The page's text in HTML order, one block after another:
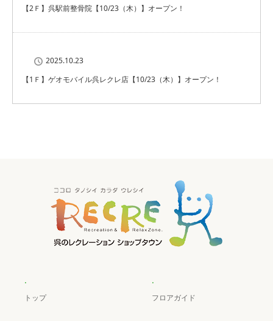
【2Ｆ】呉駅前整骨院【10/23（木）】オープン！
2025.10.23
【1Ｆ】ゲオモバイル呉レクレ店【10/23（木）】オープン！
.
トップ
.
フロアガイド